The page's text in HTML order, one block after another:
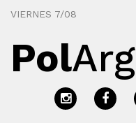
VIERNES 7/08
PolArg